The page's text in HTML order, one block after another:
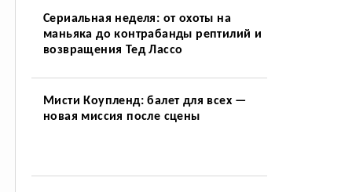
Сериальная неделя: от охоты на
маньяка до контрабанды рептилий и
возвращения Тед Лассо
Мисти Коупленд: балет для всех —
новая миссия после сцены